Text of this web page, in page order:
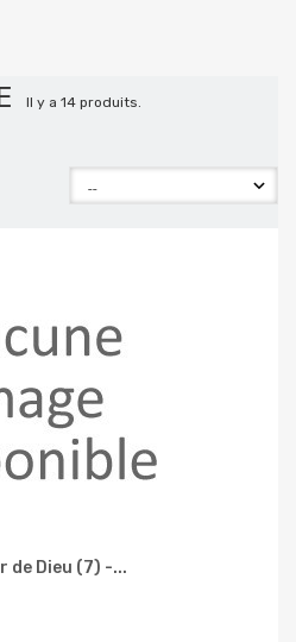
Il y a 14 produits.
de Dieu (7) -...